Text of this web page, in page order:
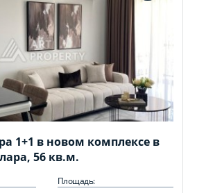
1+1 в новом комплексе в
56 кв.м.
Площадь: